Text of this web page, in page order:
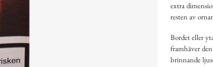
extra
resten av
Bordet eller
framhäver
brinnande